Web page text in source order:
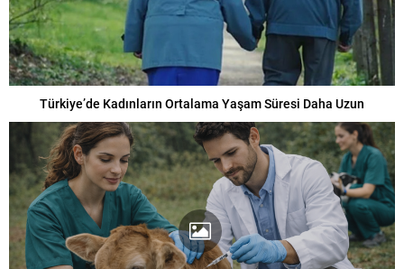
Türkiye’de Kadınların Ortalama Yaşam Süresi Daha Uzun